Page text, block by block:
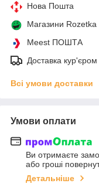
Нова Пошта
Магазини Rozetka
Meest ПОШТА
Доставка кур'єром
Всі умови доставки
Умови оплати
Ви отримаєте
або гроші
Детальніше